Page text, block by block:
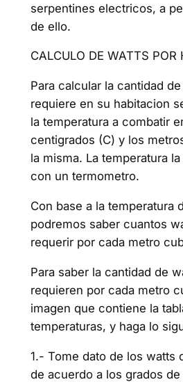
serpentines electricos, a
de ello.
CALCULO DE WATTS POR
Para calcular la cantidad
requiere en su habitacion
la temperatura a combatir
centigrados (C) y los
la misma. La temperatura
con un termometro.
Con base a la temperatura
podremos saber cuantos
requerir por cada metro
Para saber la cantidad de
requieren por cada metro
imagen que contiene la
temperaturas, y haga lo
1.- Tome dato de los watts
de acuerdo a los grados